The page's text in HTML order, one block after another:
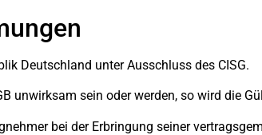
Deutschland unter Ausschluss des CISG.
unwirksam sein oder werden, so wird die
bei der Erbringung seiner